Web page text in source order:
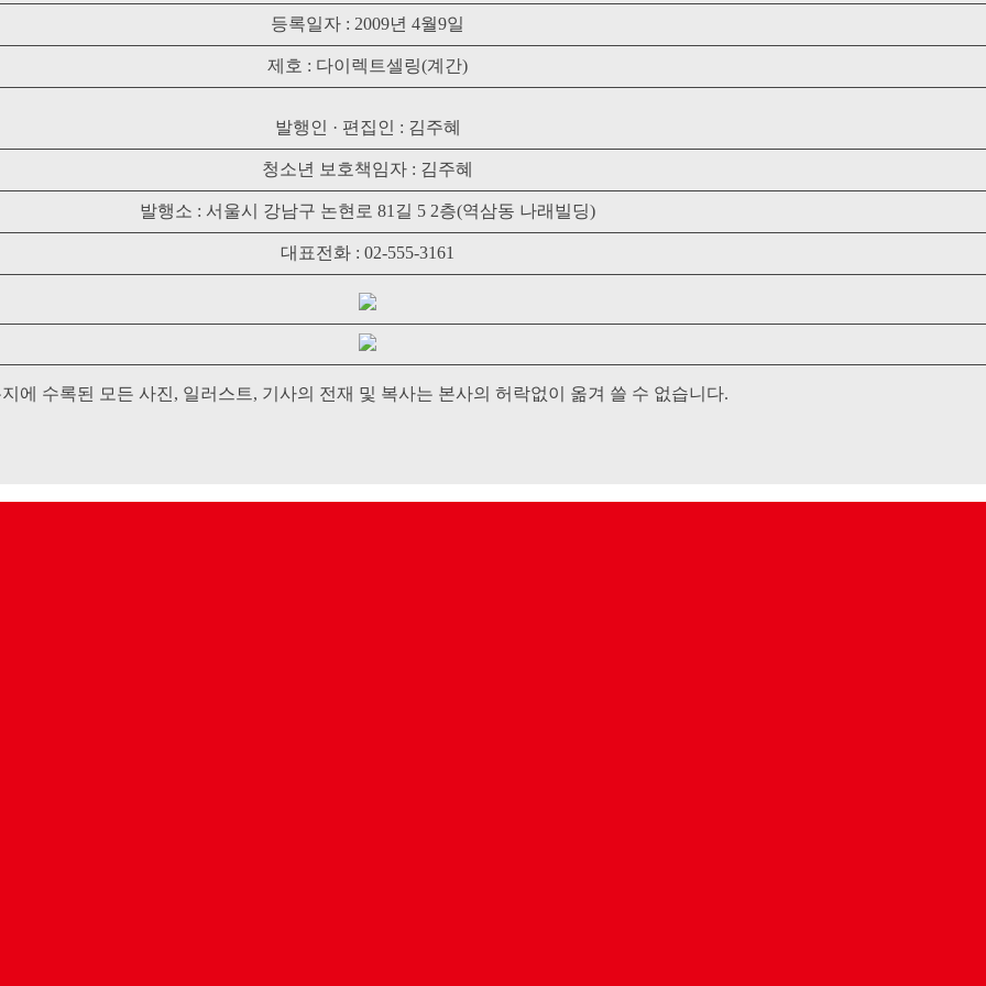
등록일자 : 2009년 4월9일
제호 : 다이렉트셀링(계간)
발행인 · 편집인 : 김주혜
청소년 보호책임자 : 김주혜
발행소 : 서울시 강남구 논현로 81길 5 2층(역삼동 나래빌딩)
대표전화 : 02-555-3161
에 수록된 모든 사진, 일러스트, 기사의 전재 및 복사는 본사의 허락없이 옮겨 쓸 수 없습니다.